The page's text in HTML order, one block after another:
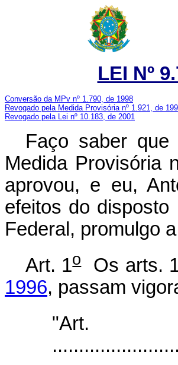
LEI Nº
Conversão da MPv nº 1.790, de 1998
Revogado pela Medida Provisória nº 1.921, de
Revogado pela Lei nº 10.183, de 2001
Faço saber que
Medida Provisória
aprovou, e eu,
efeitos do
Federal, promulgo
Art. 1oOs arts.
1996, passam